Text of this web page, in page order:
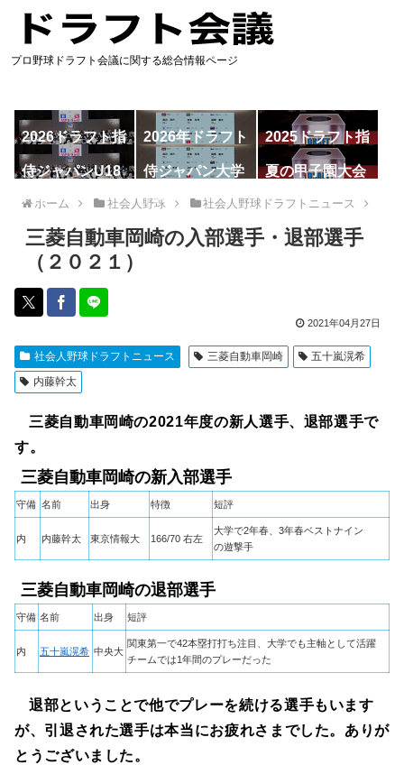
プロ野球ドラフト会議に関する総合情報ページ
2026ドラフト指
名予想
2026年ドラフト
候補
2025ドラフト指
名一覧
侍ジャパンU18
代表
侍ジャパン大学
代表
夏の甲子園大会
ホーム 社会人野球 社会人野球ドラフトニュース
三菱自動車岡崎の入部選手・退部選手
（２０２１）
2021年04月27日
社会人野球ドラフトニュース 三菱自動車岡崎
五十嵐滉希
内藤幹太
三菱自動車岡崎の2021年度の新人選手、退部選手で
す。
三菱自動車岡崎の新入部選手
守備 名前 出身 特徴 短評
内 内藤幹太 東京情報大 166/70 右左
大学で2年春、3年春ベストナイン
の遊撃手
三菱自動車岡崎の退部選手
守備 名前 出身 短評
内 五十嵐滉希 中央大
関東第一で42本塁打打ち注目、大学でも主軸として活躍
チームでは1年間のプレーだった
退部ということで他でプレーを続ける選手もいます
が、引退された選手は本当にお疲れさまでした。ありが
とうございました。